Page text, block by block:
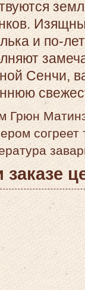
и по-
Сенчи,
Грюн
заказе